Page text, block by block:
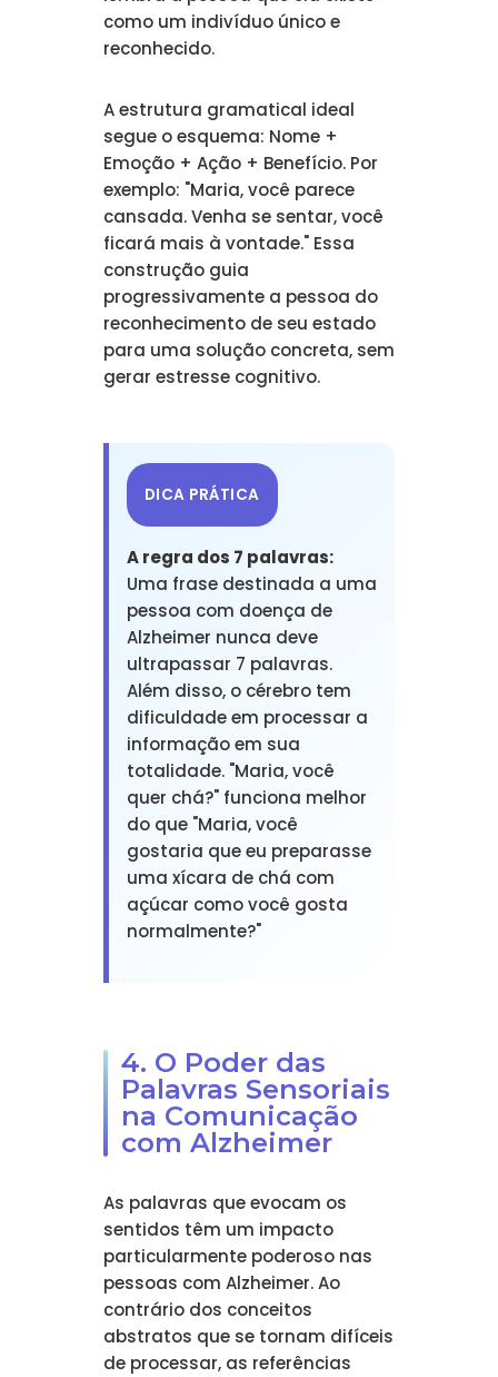
como um indivíduo único e
reconhecido.
A estrutura gramatical ideal
segue o esquema: Nome +
Emoção + Ação + Benefício. Por
exemplo: "Maria, você parece
cansada. Venha se sentar, você
ficará mais à vontade." Essa
construção guia
progressivamente a pessoa do
reconhecimento de seu estado
para uma solução concreta, sem
gerar estresse cognitivo.
DICA PRÁTICA
A regra dos 7 palavras:
Uma frase destinada a uma
pessoa com doença de
Alzheimer nunca deve
ultrapassar 7 palavras.
Além disso, o cérebro tem
dificuldade em processar a
informação em sua
totalidade. "Maria, você
quer chá?" funciona melhor
do que "Maria, você
gostaria que eu preparasse
uma xícara de chá com
açúcar como você gosta
normalmente?"
4. O Poder das
Palavras Sensoriais
na Comunicação
com Alzheimer
As palavras que evocam os
sentidos têm um impacto
particularmente poderoso nas
pessoas com Alzheimer. Ao
contrário dos conceitos
abstratos que se tornam difíceis
de processar, as referências